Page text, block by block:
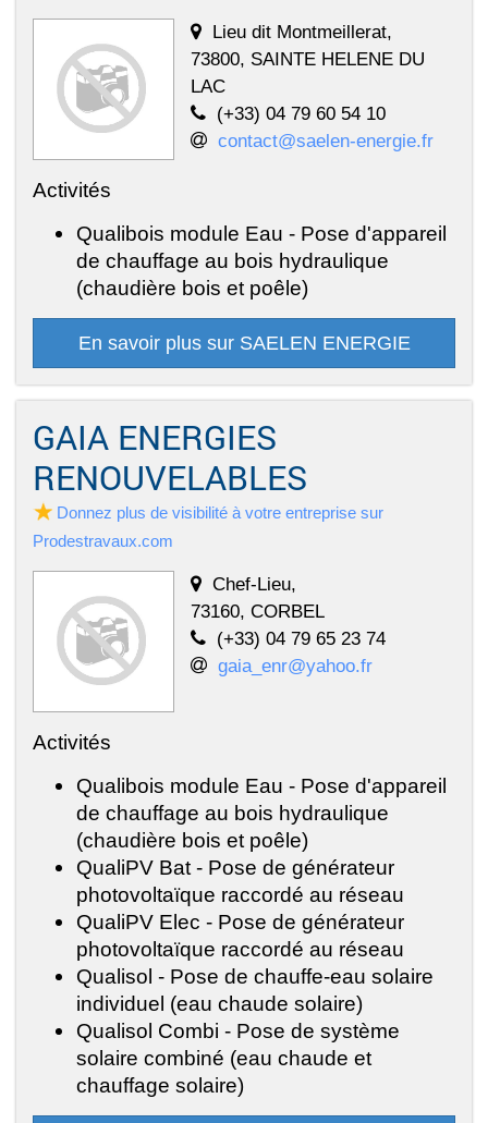
Lieu dit Montmeillerat,
73800, SAINTE HELENE DU
LAC
(+33) 04 79 60 54 10
contact@saelen-energie.fr
Activités
Qualibois module Eau - Pose d'appareil
de chauffage au bois hydraulique
(chaudière bois et poêle)
En savoir plus sur SAELEN ENERGIE
GAIA ENERGIES
RENOUVELABLES
Donnez plus de visibilité à votre entreprise sur
Prodestravaux.com
Chef-Lieu,
73160, CORBEL
(+33) 04 79 65 23 74
gaia_enr@yahoo.fr
Activités
Qualibois module Eau - Pose d'appareil
de chauffage au bois hydraulique
(chaudière bois et poêle)
QualiPV Bat - Pose de générateur
photovoltaïque raccordé au réseau
QualiPV Elec - Pose de générateur
photovoltaïque raccordé au réseau
Qualisol - Pose de chauffe-eau solaire
individuel (eau chaude solaire)
Qualisol Combi - Pose de système
solaire combiné (eau chaude et
chauffage solaire)